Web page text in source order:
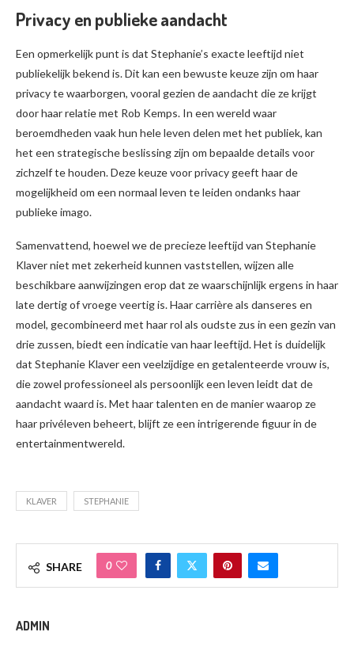
Privacy en publieke aandacht
Een opmerkelijk punt is dat Stephanie’s exacte leeftijd niet
publiekelijk bekend is. Dit kan een bewuste keuze zijn om haar
privacy te waarborgen, vooral gezien de aandacht die ze krijgt
door haar relatie met Rob Kemps. In een wereld waar
beroemdheden vaak hun hele leven delen met het publiek, kan
het een strategische beslissing zijn om bepaalde details voor
zichzelf te houden. Deze keuze voor privacy geeft haar de
mogelijkheid om een normaal leven te leiden ondanks haar
publieke imago.
Samenvattend, hoewel we de precieze leeftijd van Stephanie
Klaver niet met zekerheid kunnen vaststellen, wijzen alle
beschikbare aanwijzingen erop dat ze waarschijnlijk ergens in haar
late dertig of vroege veertig is. Haar carrière als danseres en
model, gecombineerd met haar rol als oudste zus in een gezin van
drie zussen, biedt een indicatie van haar leeftijd. Het is duidelijk
dat Stephanie Klaver een veelzijdige en getalenteerde vrouw is,
die zowel professioneel als persoonlijk een leven leidt dat de
aandacht waard is. Met haar talenten en de manier waarop ze
haar privéleven beheert, blijft ze een intrigerende figuur in de
entertainmentwereld.
KLAVER STEPHANIE
SHARE 0
ADMIN